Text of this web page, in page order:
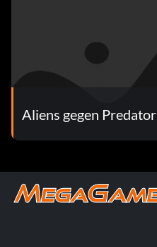
Aliens gegen Predator